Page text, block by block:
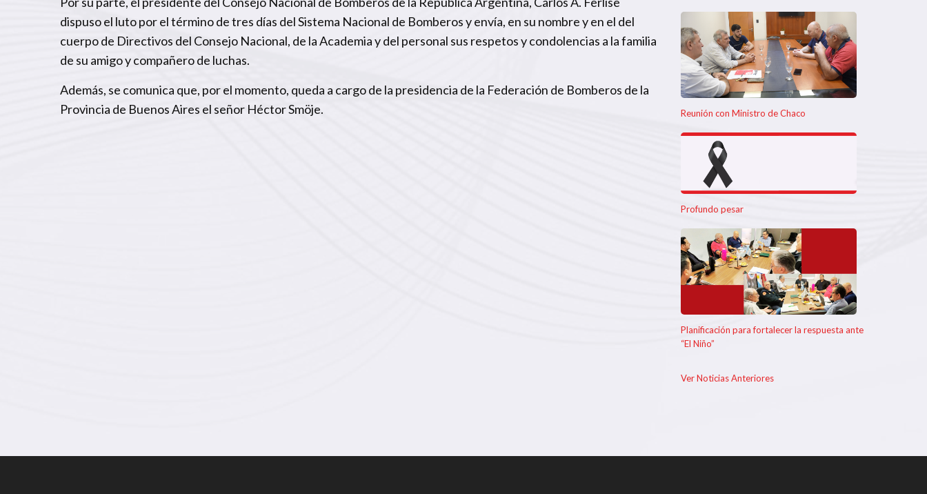
dispuso el luto por el término de tres días del Sistema Nacional de Bomberos y envía, en su nombre y en el del
cuerpo de Directivos del Consejo Nacional, de la Academia y del personal sus respetos y condolencias a la familia
de su amigo y compañero de luchas.
Además, se comunica que, por el momento, queda a cargo de la presidencia de la Federación de Bomberos de la
Provincia de Buenos Aires el señor Héctor Smöje.
Reunión con Ministro de Chaco
Profundo pesar
Planificación para fortalecer la respuesta ante
“El Niño”
Ver Noticias Anteriores